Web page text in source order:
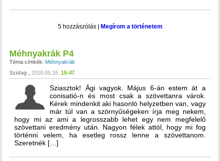
5 hozzászólás| Megírom a történetem
Méhnyakrák P4
Téma címkék: Méhnyakrák
Szidag
2010.05.16. 15:47
Sziasztok! Ági vagyok. Május 6-án estem át a
conisatió-n és most csak a szövettanra várok.
Kérek mindenkit aki hasonló helyzetben van, vagy
már túl van a szörnyűségeken írja meg nekem,
hogy mi az ami a legrosszabb lehet egy nem megfelelő
szövettani eredmény után. Nagyon félek attól, hogy mi fog
történni velem, ha esetleg rossz lenne a szövettanom.
Szeretnék […]